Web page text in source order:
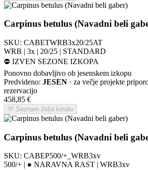
Carpinus betulus (Navadni beli
SKU: CABETWRB3x20/25AT
WRB | 3x | 20/25 | STANDARD
⛔ IZVEN SEZONE IZKOPA
Ponovno dobavljivo ob jesenskem izkopu
Predvideno: JESEN · za večje projekte
rezervacijo
458,85 €
💛 Seznam želja kmalu
Carpinus betulus (Navadni beli
SKU: CABEP500/+_WRB3xv
500/+ | ● NARAVNA RAST | WRB3xv